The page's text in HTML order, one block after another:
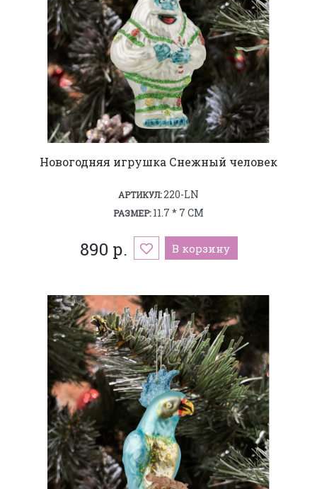
Новогодняя игрушка Снежный человек
АРТИКУЛ:220-LN
РАЗМЕР:11.7 * 7 СМ
890 р. В корзину